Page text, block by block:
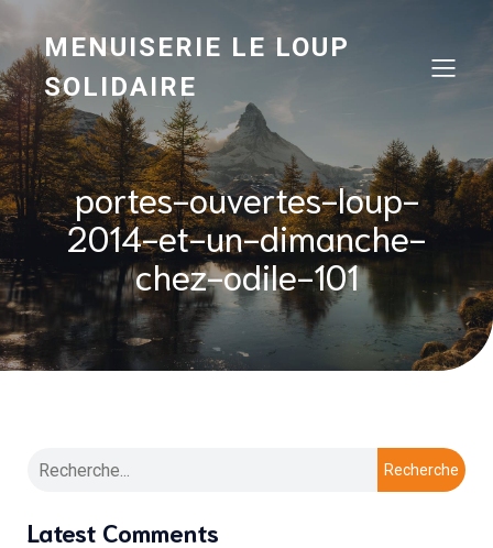
MENUISERIE LE LOUP
SOLIDAIRE
portes-ouvertes-loup-
2014-et-un-dimanche-
chez-odile-101
Recherche
Latest Comments